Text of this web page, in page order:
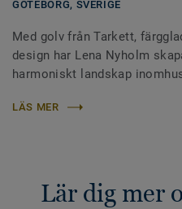
GÖTEBORG, SVERIGE
Med golv från Tarkett,
design har Lena Nyholm
harmoniskt landskap
LÄS MER
Lär dig mer